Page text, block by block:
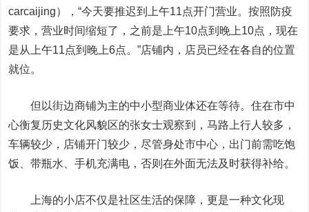
carcaijing）
，“今天要推迟到上午11点开门营业。按照防疫
要求，营业时间缩短了，之前是上午10点到晚上10点，现在
是从上午11点到晚上6点。”店铺内，店员已经在各自的位置
就位。
但以街边商铺为主的中小型商业体还在等待。住在市中
心衡复历史文化风貌区的张女士观察到，马路上行人较多，
车辆较少，店铺开门较少，尽管身处市中心，出门前需吃饱
饭、带瓶水、手机充满电，否则在外面无法及时获得补给。
上海的小店不仅是社区生活的保障，更是一种文化现